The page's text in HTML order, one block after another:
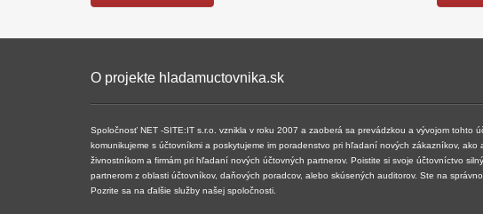
O projekte hladamuctovnika.sk
Spoločnosť NET -SITE:IT s.r.o. vznikla v roku 2007 a ​​zaoberá sa prevádzkou a vývojom tohto
komunikujeme s účtovníkmi a poskytujeme im poradenstvo pri hľadaní nových zákazníkov, ako
živnostníkom a firmám pri hľadaní nových účtovných partnerov. Poistite si svoje účtovníctvo
partnerom z oblasti účtovníkov, daňových poradcov, alebo skúsených auditorov. Ste na
Pozrite sa na ďalšie služby našej spoločnosti.